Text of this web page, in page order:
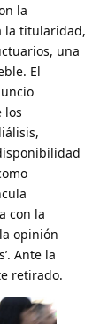
la
la titularidad,
una
El
los
con la
opinión
Ante la
retirado.